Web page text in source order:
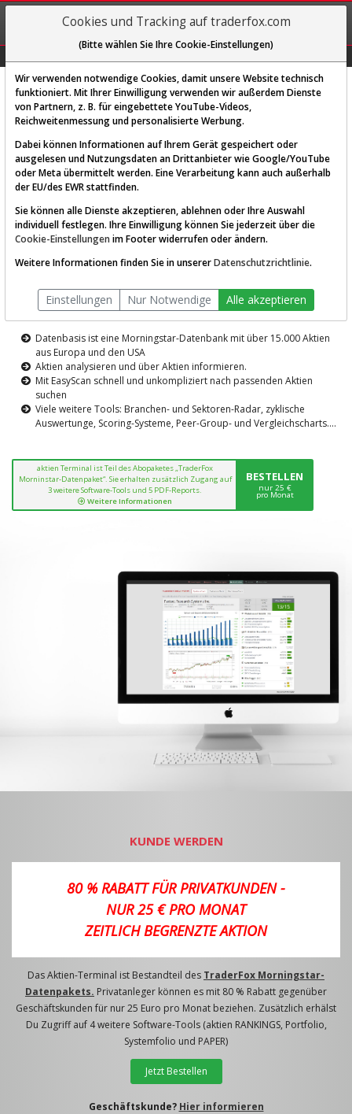
REGIS-
TRIEREN
Diese Funktion ist nur für
AKTIEN-TERMINAL
Die Aktienanalyse-Plattform von
TraderFox
Datenbasis ist eine Morningstar-Datenbank mit über 15.000 Aktien
aus Europa und den USA
Aktien analysieren und über Aktien informieren.
Mit EasyScan schnell und unkompliziert nach passenden Aktien
suchen
Viele weitere Tools: Branchen- und Sektoren-Radar, zyklische
Auswertunge, Scoring-Systeme, Peer-Group- und Vergleichscharts....
aktien Terminal ist Teil des Abopaketes „TraderFox
Morninstar-Datenpaket“. Sie erhalten zusätzlich Zugang auf
3 weitere Software-Tools und 5 PDF-Reports.
Weitere Informationen
BESTELLEN
nur 25 €
pro Monat
KUNDE WERDEN
80 % RABATT FÜR PRIVATKUNDEN -
NUR 25 € PRO MONAT
ZEITLICH BEGRENZTE AKTION
Das Aktien-Terminal ist Bestandteil des TraderFox Morningstar-
Datenpakets. Privatanleger können es mit 80 % Rabatt gegenüber
Geschäftskunden für nur 25 Euro pro Monat beziehen. Zusätzlich erhälst
Du Zugriff auf 4 weitere Software-Tools (aktien RANKINGS, Portfolio,
Systemfolio und PAPER)
Jetzt Bestellen
Geschäftskunde? Hier informieren
Cookies und Tracking auf traderfox.com
(Bitte wählen Sie Ihre Cookie-Einstellungen)
Wir verwenden notwendige Cookies, damit unsere Website technisch
funktioniert. Mit Ihrer Einwilligung verwenden wir außerdem Dienste
von Partnern, z. B. für eingebettete YouTube-Videos,
Reichweitenmessung und personalisierte Werbung.
Dabei können Informationen auf Ihrem Gerät gespeichert oder
ausgelesen und Nutzungsdaten an Drittanbieter wie Google/YouTube
oder Meta übermittelt werden. Eine Verarbeitung kann auch außerhalb
der EU/des EWR stattfinden.
Sie können alle Dienste akzeptieren, ablehnen oder Ihre Auswahl
individuell festlegen. Ihre Einwilligung können Sie jederzeit über die
Cookie-Einstellungen im Footer widerrufen oder ändern.
Weitere Informationen finden Sie in unsererDatenschutzrichtlinie.
Einstellungen Nur Notwendige Alle akzeptieren